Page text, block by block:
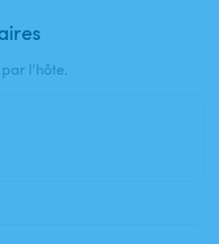
l'hôte.